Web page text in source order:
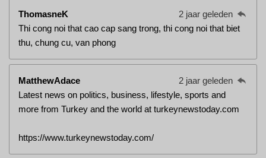
ThomasneK
2 jaar geleden
Thi cong noi that cao cap sang trong, thi cong noi that biet
thu, chung cu, van phong
MatthewAdace
2 jaar geleden
Latest news on politics, business, lifestyle, sports and
more from Turkey and the world at turkeynewstoday.com
https://www.turkeynewstoday.com/